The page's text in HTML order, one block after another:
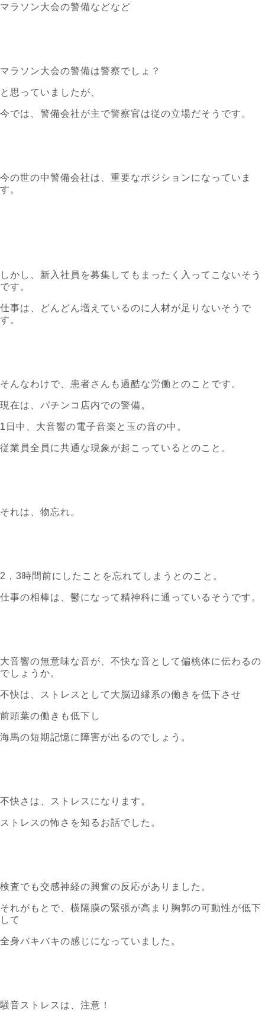
マラソン大会の警備などなど
マラソン大会の警備は警察でしょ？
と思っていましたが、
今では、警備会社が主で警察官は従の立場だそうです。
今の世の中警備会社は、重要なポジションになっていま
す。
しかし、新入社員を募集してもまったく入ってこないそう
です。
仕事は、どんどん増えているのに人材が足りないそうで
す。
そんなわけで、患者さんも過酷な労働とのことです。
現在は、パチンコ店内での警備。
1日中、大音響の電子音楽と玉の音の中。
従業員全員に共通な現象が起こっているとのこと。
それは、物忘れ。
2，3時間前にしたことを忘れてしまうとのこと。
仕事の相棒は、鬱になって精神科に通っているそうです。
大音響の無意味な音が、不快な音として偏桃体に伝わるの
でしょうか。
不快は、ストレスとして大脳辺縁系の働きを低下させ
前頭葉の働きも低下し
海馬の短期記憶に障害が出るのでしょう。
不快さは、ストレスになります。
ストレスの怖さを知るお話でした。
検査でも交感神経の興奮の反応がありました。
それがもとで、横隔膜の緊張が高まり胸郭の可動性が低下
して
全身バキバキの感じになっていました。
騒音ストレスは、注意！